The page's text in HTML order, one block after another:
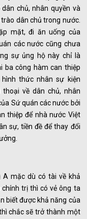
chủ, nhân quyền và
dân chủ trong nước.
mặt, đi ăn uống của
các nước cũng chưa
sự ủng hộ này chỉ là
ba công hàm can thiệp
thức nhân sự kiện
về dân chủ, nhân
Sứ quán các nước bởi
thiệp để nhà nước Việt
sự, tiền đề để thay đổi
A mặc dù có tài về khả
trị thì có vẻ ông ta
biết được khả năng của
chắc sẽ trở thành một